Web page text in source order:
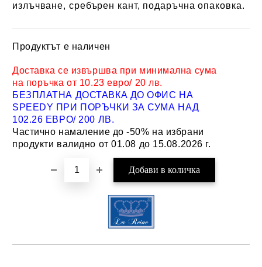
излъчване, сребърен кант, подаръчна опаковка.
Продуктът е наличен
Доставка се извършва при минимална сума
на поръчка от 10.23 евро/ 20 лв.
БЕЗПЛАТНА ДОСТАВКА ДО ОФИС НА
SPEEDY ПРИ ПОРЪЧКИ ЗА СУМА НАД
102.26 ЕВРО/ 200 ЛВ.
Частично намаление до -50% на избрани
продукти валидно от 01.08 до 15.08.2026 г.